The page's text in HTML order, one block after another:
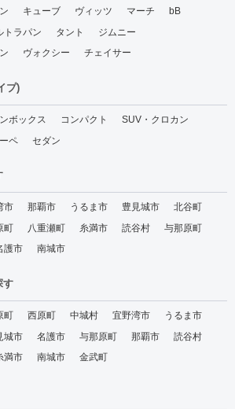
キューブ ヴィッツ マーチ
bB
トラパン タント
ジムニー
ヴォクシー チェイサー
プ)
ボックス コンパクト
SUV・クロカン
ペ セダン
市 那覇市 うるま市 豊見城市
北谷町
町 八重瀬町 糸満市 読谷村
与那原町
護市 南城市
す
町 西原町 中城村 宜野湾市
うるま市
城市 名護市 与那原町 那覇市
読谷村
満市 南城市 金武町